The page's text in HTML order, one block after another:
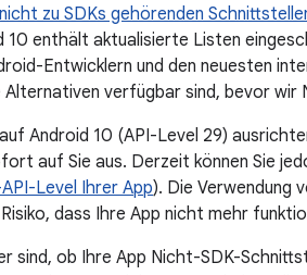
nicht zu SDKs gehörenden
10 enthält aktualisierte Listen
Entwicklern und den neuesten
verfügbar sind, bevor wir
Android 10 (API-Level 29)
auf Sie aus. Derzeit können Sie
Level Ihrer App). Die Verwendung
dass Ihre App nicht mehr
sind, ob Ihre App Nicht-SDK-